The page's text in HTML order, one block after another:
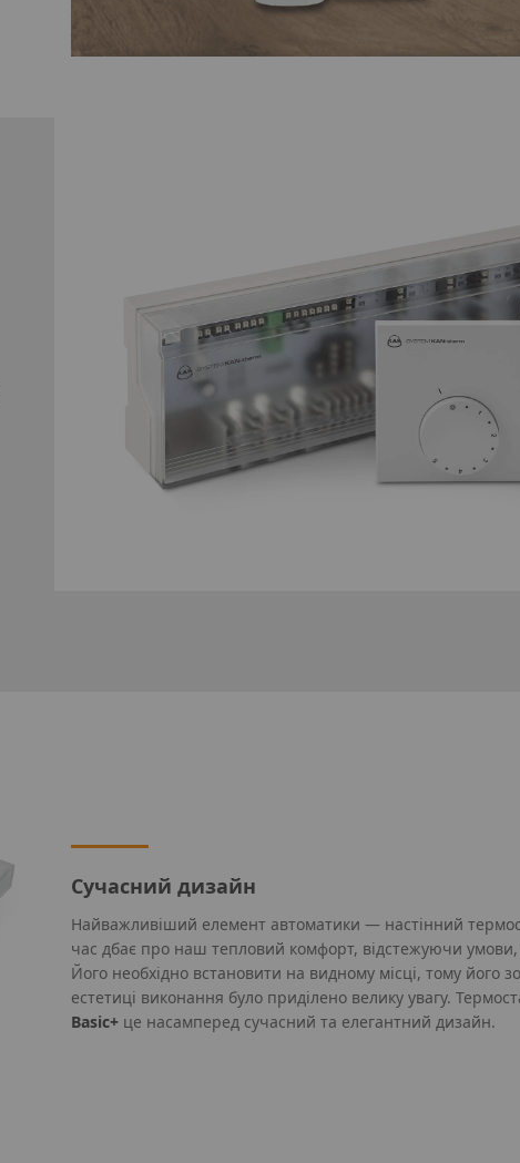
Сучасний дизайн
Найважливіший елемент автоматики — настінний
час дбає про наш тепловий комфорт, відстежуючи
Його необхідно встановити на видному місці, тому його
естетиці виконання було приділено велику увагу.
Basic+ це насамперед сучасний та елегантний дизайн.